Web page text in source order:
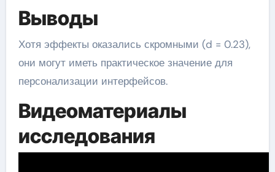
Выводы
Хотя эффекты оказались скромными (d = 0.23),
они могут иметь практическое значение для
персонализации интерфейсов.
Видеоматериалы
исследования